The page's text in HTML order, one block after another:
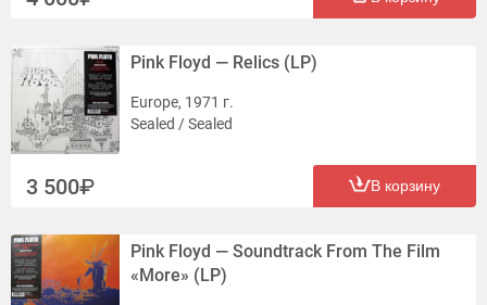
Pink Floyd — Relics (LP)
Europe, 1971 г.
Sealed / Sealed
3 500 В корзину
Pink Floyd — Soundtrack From The Film
«More» (LP)